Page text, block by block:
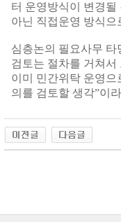
터 운영방식이 변경
아닌 직접운영 방식
심층논의 필요사무
검토는 절차를 거쳐서
이미 민간위탁 운영으
의를 검토할 생각”이